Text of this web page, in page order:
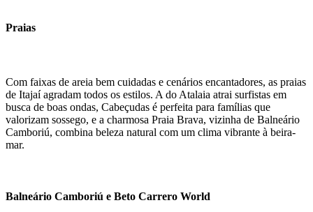
Praias
Com faixas de areia bem cuidadas e cenários encantadores, as praias
de Itajaí agradam todos os estilos. A do Atalaia atrai surfistas em
busca de boas ondas, Cabeçudas é perfeita para famílias que
valorizam sossego, e a charmosa Praia Brava, vizinha de Balneário
Camboriú, combina beleza natural com um clima vibrante à beira-
mar.
Balneário Camboriú e Beto Carrero World